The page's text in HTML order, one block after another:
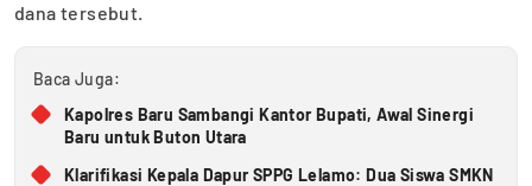
dana tersebut.
Baca Juga:
Kapolres Baru Sambangi Kantor Bupati, Awal Sinergi
Baru untuk Buton Utara
Klarifikasi Kepala Dapur SPPG Lelamo: Dua Siswa SMKN